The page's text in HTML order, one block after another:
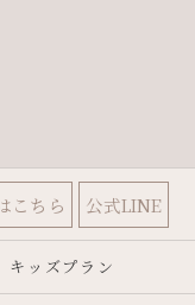
こちら 公式LINE
キッズプラン